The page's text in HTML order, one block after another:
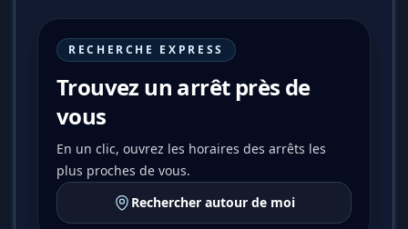
RECHERCHE EXPRESS
Trouvez un arrêt près de
vous
En un clic, ouvrez les horaires des arrêts les
plus proches de vous.
Rechercher autour de moi